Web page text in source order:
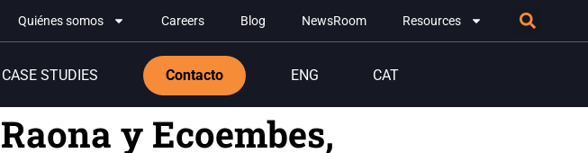
Quiénes somos Careers Blog NewsRoom Resources
CASE STUDIES Contacto ENG CAT
Raona y Ecoembes,